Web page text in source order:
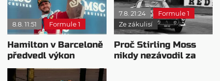
8.8. 11:51 Formule 1
Hamilton v Barceloně
předvedl výkon
pravého šampiona
7.8. 21:24
Formule 1
Ze zákulisí
Proč Stirling Moss
nikdy nezávodil za